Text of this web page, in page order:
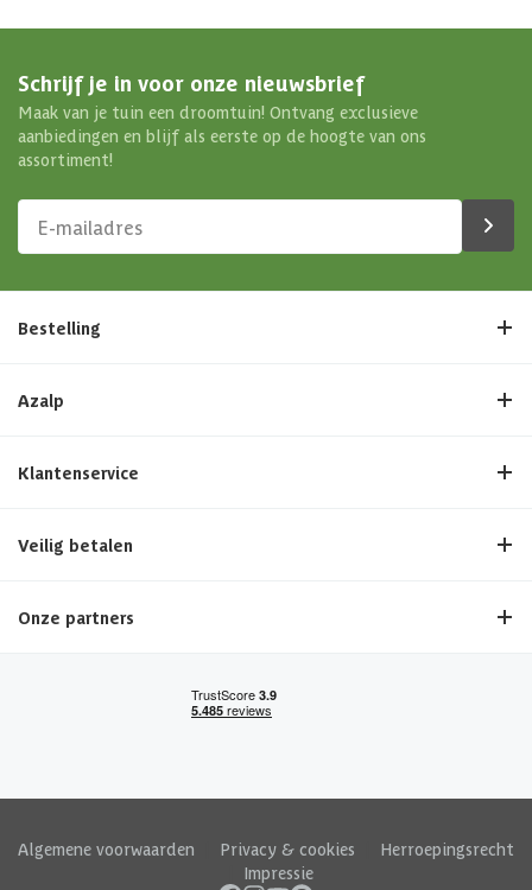
Schrijf je in voor onze nieuwsbrief
Maak van je tuin een droomtuin! Ontvang exclusieve
aanbiedingen en blijf als eerste op de hoogte van ons
assortiment!
Bestelling
Azalp
Klantenservice
Veilig betalen
Onze partners
Algemene voorwaarden Privacy & cookies
Herroepingsrecht
Impressie